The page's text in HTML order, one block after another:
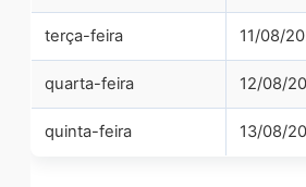
terça-feira 11/08/
quarta-feira 12/08/
quinta-feira 13/08/